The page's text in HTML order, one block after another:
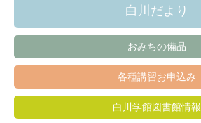
白川だより
おみちの備品
各種講習お申込み
白川学館図書館情報